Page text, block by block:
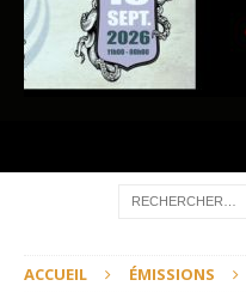
ACCUEIL ÉMISSIONS